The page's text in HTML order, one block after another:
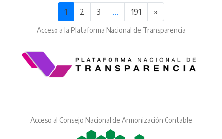
1 2 3 … 191 »
Acceso a la Plataforma Nacional de Transparencia
Acceso al Consejo Nacional de Armonización Contable